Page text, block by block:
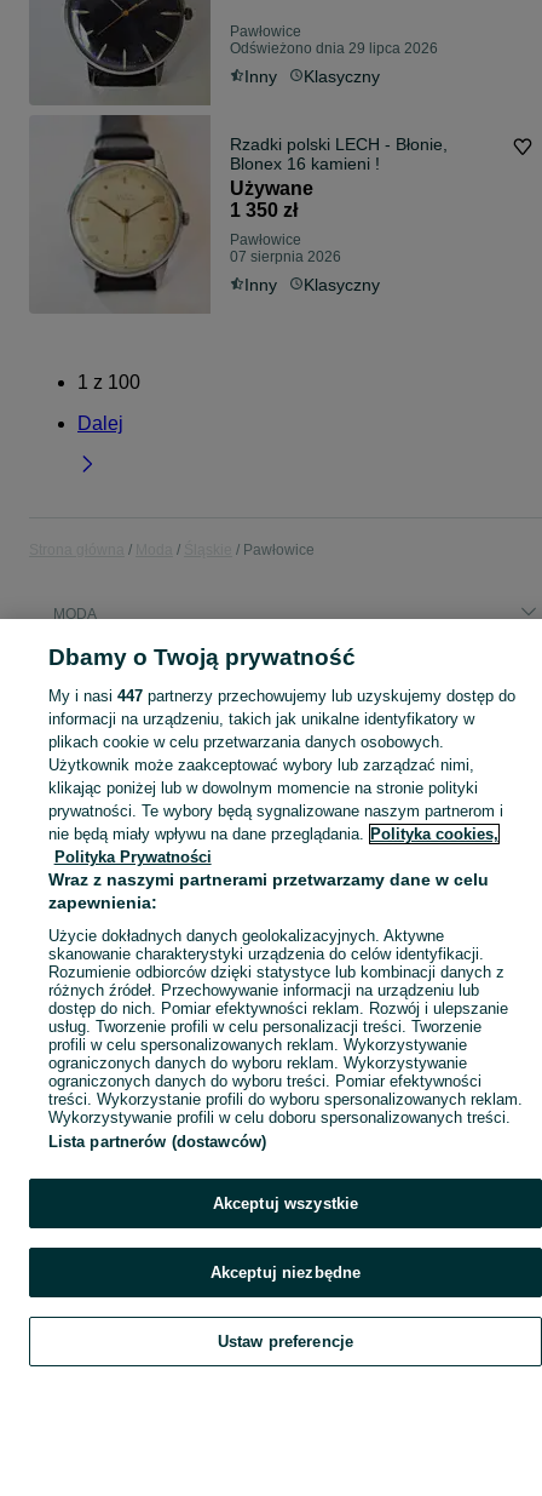
Pawłowice
Odświeżono dnia 29 lipca 2026
Inny Klasyczny
Rzadki polski LECH - Błonie,
Blonex 16 kamieni !
Używane
1 350 zł
Pawłowice
07 sierpnia 2026
Inny Klasyczny
1 z 100
Dalej
Pawłowice
MODA
Moda Pawłowice ▶️ Odzież, obuwie, torebki, akcesoria i biżuteria ✅ Nowe i używane w atrakcyjnych cenach ✌ Znajdź najlepsze ogłoszenia na OLX.pl!
Mapa kategorii
Mapa miejscowości
Mapa ministron
Popularne wyszukiwania
Szukaj Obserwujesz Dodaj Czat Konto
Dbamy o Twoją prywatność
My i nasi 447partnerzy przechowujemy lub uzyskujemy dostęp do
informacji na urządzeniu, takich jak unikalne identyfikatory w
plikach cookie w celu przetwarzania danych osobowych.
Użytkownik może zaakceptować wybory lub zarządzać nimi,
klikając poniżej lub w dowolnym momencie na stronie polityki
prywatności. Te wybory będą sygnalizowane naszym partnerom i
nie będą miały wpływu na dane przeglądania. Polityka cookies,
Polityka Prywatności
Wraz z naszymi partnerami przetwarzamy dane w celu
zapewnienia:
Użycie dokładnych danych geolokalizacyjnych. Aktywne
skanowanie charakterystyki urządzenia do celów identyfikacji.
Rozumienie odbiorców dzięki statystyce lub kombinacji danych z
różnych źródeł. Przechowywanie informacji na urządzeniu lub
dostęp do nich. Pomiar efektywności reklam. Rozwój i ulepszanie
usług. Tworzenie profili w celu personalizacji treści. Tworzenie
profili w celu spersonalizowanych reklam. Wykorzystywanie
ograniczonych danych do wyboru reklam. Wykorzystywanie
ograniczonych danych do wyboru treści. Pomiar efektywności
treści. Wykorzystanie profili do wyboru spersonalizowanych reklam.
Wykorzystywanie profili w celu doboru spersonalizowanych treści.
Lista partnerów (dostawców)
Akceptuj wszystkie
Akceptuj niezbędne
Ustaw preferencje